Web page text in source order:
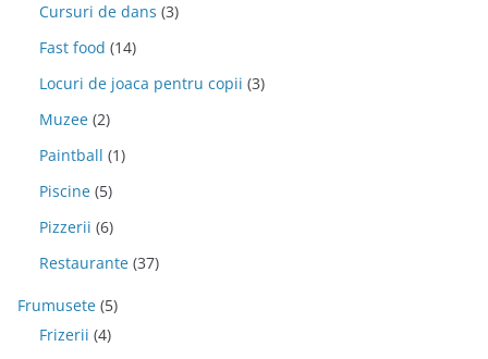
Cursuri de dans (3)
Fast food (14)
Locuri de joaca pentru copii (3)
Muzee (2)
Paintball (1)
Piscine (5)
Pizzerii (6)
Restaurante (37)
Frumusete (5)
Frizerii (4)